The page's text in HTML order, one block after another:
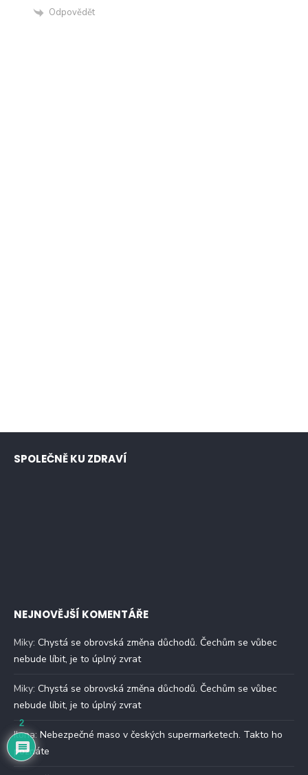
Odpovědět
SPOLEČNĚ KU ZDRAVÍ
NEJNOVĚJŠÍ KOMENTÁŘE
Miky: Chystá se obrovská změna důchodů. Čechům se vůbec
nebude líbit, je to úplný zvrat
Miky: Chystá se obrovská změna důchodů. Čechům se vůbec
nebude líbit, je to úplný zvrat
Ilona: Nebezpečné maso v českých supermarketech. Takto ho
poznáte
2